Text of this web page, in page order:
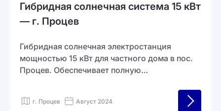
Гибридная солнечная система 15 кВт
— г. Процев
Гибридная солнечная электростанция
мощностью 15 кВт для частного дома в пос.
Процев. Обеспечивает полную
электроэнергию благодаря собственной
г. Процев Август 2024